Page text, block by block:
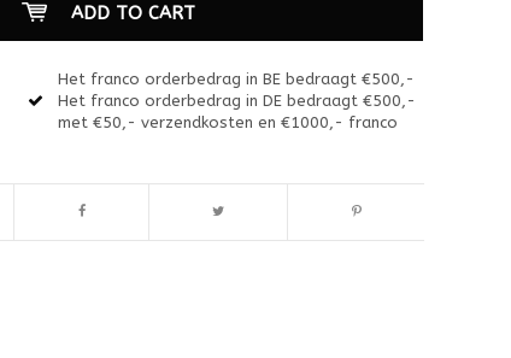
ADD TO CART
Het franco orderbedrag in BE bedraagt €500,-
Het franco orderbedrag in DE bedraagt €500,-
met €50,- verzendkosten en €1000,- franco